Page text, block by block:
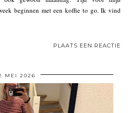
beginnen met een koffie to go. Ik vind
PLAATS EEN REACTIE
MEI 2026